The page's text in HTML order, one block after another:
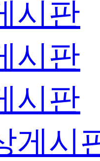
시판
시판
시판
게시